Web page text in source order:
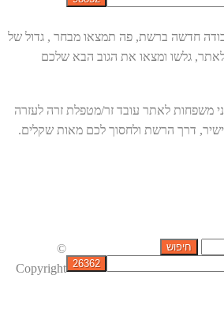
חדשה ברשת, פה תמצאו מבחר , גדול של
לאתר, גלשו ומצאו את הגוב הבא שלכם
לבני משפחות לאתר עובד זר/מטפלת זרה לעזרה
ישיר, דרך הרשת ולחסוך לכם מאות שקלים.
©
Copyright